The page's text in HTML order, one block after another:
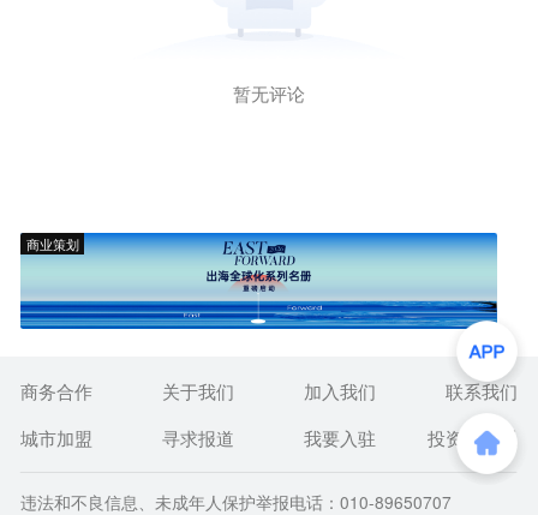
暂无评论
商业策划
商务合作 关于我们 加入我们
联系我们
城市加盟
寻求报道 我要入驻 投资者关系
违法和不良信息、未成年人保护举报电话：010-89650707